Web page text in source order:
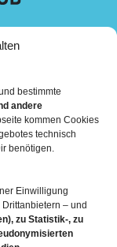
bestimmte
andere
kommen Cookies
technisch
benötigen.
Einwilligung
– und
zu Statistik-, zu